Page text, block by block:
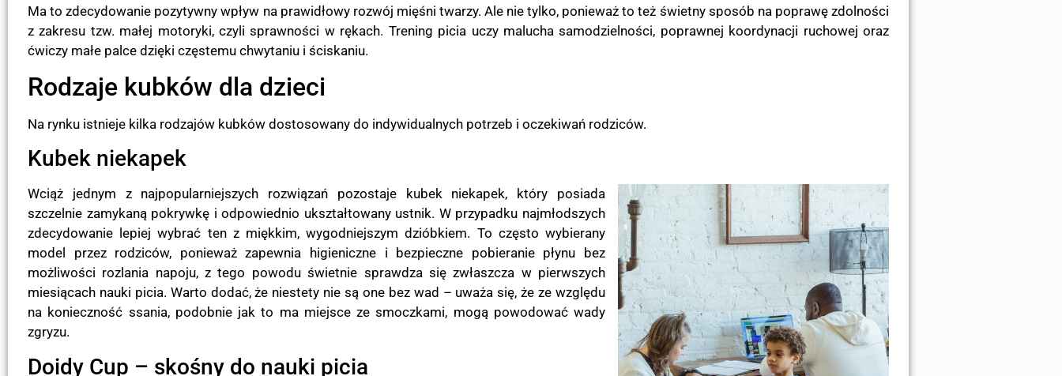
Ma to zdecydowanie pozytywny wpływ na prawidłowy rozwój mięśni twarzy. Ale nie tylko, ponieważ to też świetny sposób na poprawę zdolności
z zakresu tzw. małej motoryki, czyli sprawności w rękach. Trening picia uczy malucha samodzielności, poprawnej koordynacji ruchowej oraz
ćwiczy małe palce dzięki częstemu chwytaniu i ściskaniu.
Rodzaje kubków dla dzieci
Na rynku istnieje kilka rodzajów kubków dostosowany do indywidualnych potrzeb i oczekiwań rodziców.
Kubek niekapek
Wciąż jednym z najpopularniejszych rozwiązań pozostaje kubek niekapek, który posiada
szczelnie zamykaną pokrywkę i odpowiednio ukształtowany ustnik. W przypadku najmłodszych
zdecydowanie lepiej wybrać ten z miękkim, wygodniejszym dzióbkiem. To często wybierany
model przez rodziców, ponieważ zapewnia higieniczne i bezpieczne pobieranie płynu bez
możliwości rozlania napoju, z tego powodu świetnie sprawdza się zwłaszcza w pierwszych
miesiącach nauki picia. Warto dodać, że niestety nie są one bez wad – uważa się, że ze względu
na konieczność ssania, podobnie jak to ma miejsce ze smoczkami, mogą powodować wady
zgryzu.
Doidy Cup – skośny do nauki picia